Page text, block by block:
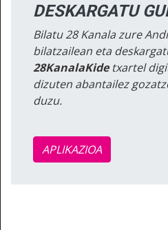
DESKARGATU
Bilatu 28 Kanala zure
bilatzailean eta
28KanalaKidetxartel
dizuten abantailez
duzu.
APLIKAZIOA